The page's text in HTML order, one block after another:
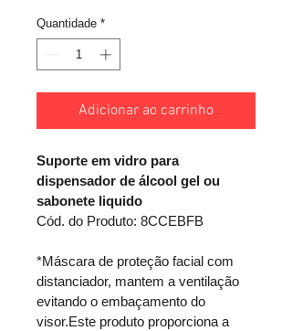
Quantidade *
Adicionar ao carrinho
Suporte em vidro para
dispensador de álcool gel ou
sabonete liquido
Cód. do Produto: 8CCEBFB
*Máscara de proteção facial com
distanciador, mantem a ventilação
evitando o embaçamento do
visor.Este produto proporciona a